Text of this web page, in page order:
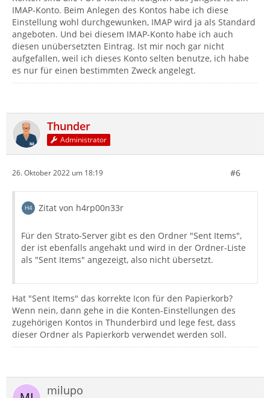
IMAP-Konto. Beim Anlegen des Kontos habe ich diese
Einstellung wohl durchgewunken, IMAP wird ja als Standard
angeboten. Und bei diesem IMAP-Konto habe ich auch
diesen unübersetzten Eintrag. Ist mir noch gar nicht
aufgefallen, weil ich dieses Konto selten benutze, ich habe
es nur für einen bestimmten Zweck angelegt.
Thunder
Administrator
26. Oktober 2022 um 18:19 #6
Zitat von h4rp00n33r
Für den Strato-Server gibt es den Ordner "Sent Items",
der ist ebenfalls angehakt und wird in der Ordner-Liste
als "Sent Items" angezeigt, also nicht übersetzt.
Hat "Sent Items" das korrekte Icon für den Papierkorb?
Wenn nein, dann gehe in die Konten-Einstellungen des
zugehörigen Kontos in Thunderbird und lege fest, dass
dieser Ordner als Papierkorb verwendet werden soll.
milupo